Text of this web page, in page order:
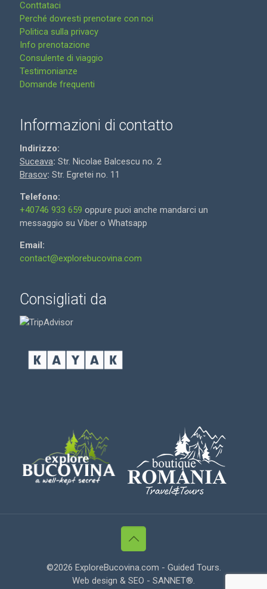
Conttataci
Perché dovresti prenotare con noi
Politica sulla privacy
Info prenotazione
Consulente di viaggio
Testimonianze
Domande frequenti
Informazioni di contatto
Indirizzo:
Suceava: Str. Nicolae Balcescu no. 2
Brasov: Str. Egretei no. 11
Telefono:
+40746 933 659 oppure puoi anche mandarci un
messaggio su Viber o Whatsapp
Email:
contact@explorebucovina.com
Consigliati da
©2026 ExploreBucovina.com - Guided Tours.
Web design & SEO - SANNET®.